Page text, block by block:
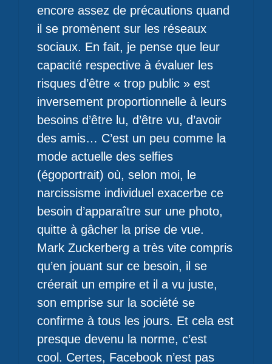
encore assez de précautions quand
il se promènent sur les réseaux
sociaux. En fait, je pense que leur
capacité respective à évaluer les
risques d’être « trop public » est
inversement proportionnelle à leurs
besoins d’être lu, d’être vu, d’avoir
des amis… C’est un peu comme la
mode actuelle des selfies
(égoportrait) où, selon moi, le
narcissisme individuel exacerbe ce
besoin d’apparaître sur une photo,
quitte à gâcher la prise de vue.
Mark Zuckerberg a très vite compris
qu’en jouant sur ce besoin, il se
créerait un empire et il a vu juste,
son emprise sur la société se
confirme à tous les jours. Et cela est
presque devenu la norme, c’est
cool. Certes, Facebook n’est pas